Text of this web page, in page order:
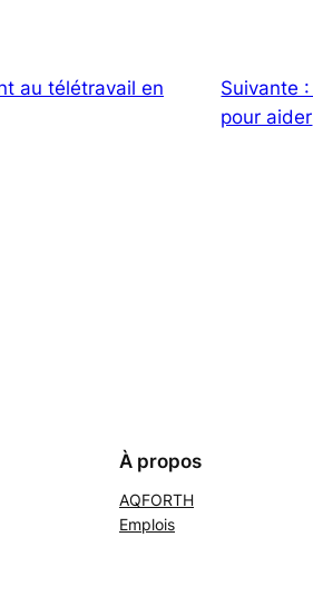
au télétravail en
Suivante :
pour aider
À propos
AQFORTH
Emplois